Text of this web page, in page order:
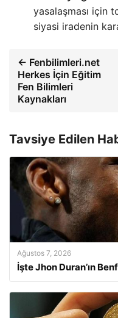
yasalaşması için
siyasi iradenin
← Fenbilimleri.net
Herkes İçin Eğitim
Fen Bilimleri
Kaynakları
Tavsiye Edilen
Ağustos 7, 2026
İşte Jhon Duran’ın